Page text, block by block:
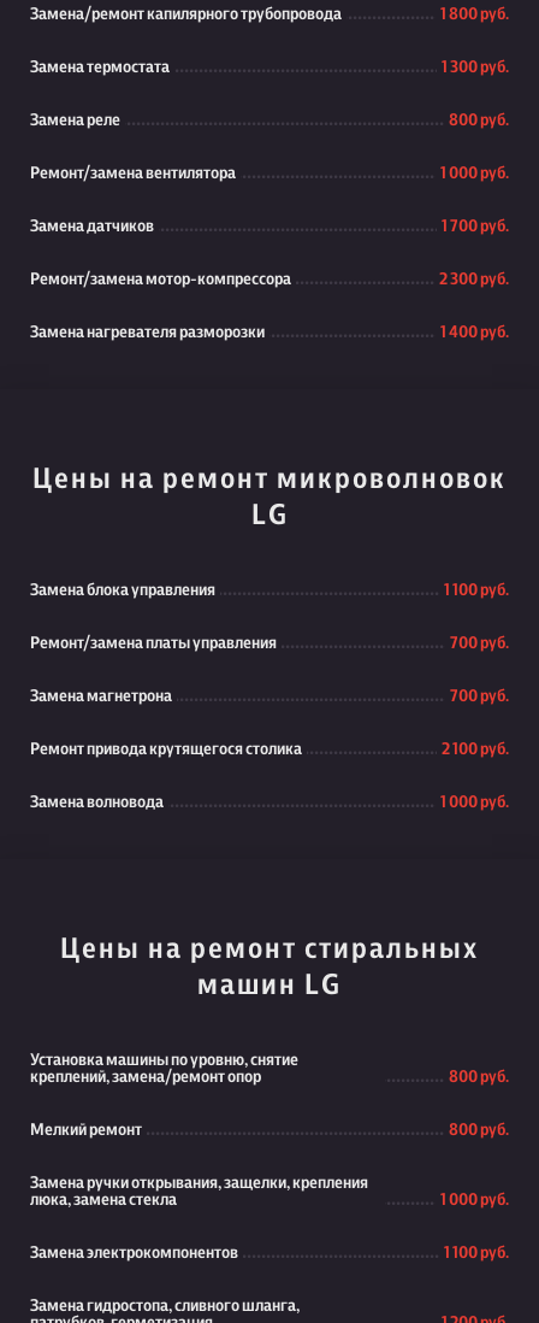
Замена/ремонт капилярного трубопровода 1 800 руб.
Замена термостата 1 300 руб.
Замена реле 800 руб.
Ремонт/замена вентилятора 1 000 руб.
Замена датчиков 1 700 руб.
Ремонт/замена мотор-компрессора 2 300 руб.
Замена нагревателя разморозки 1 400 руб.
Цены на ремонт микроволновок
LG
Замена блока управления 1 100 руб.
Ремонт/замена платы управления 700 руб.
Замена магнетрона 700 руб.
Ремонт привода крутящегося столика 2 100 руб.
Замена волновода 1 000 руб.
Цены на ремонт стиральных
машин LG
Установка машины по уровню, снятие
креплений, замена/ремонт опор
800 руб.
Мелкий ремонт 800 руб.
Замена ручки открывания, защелки, крепления
люка, замена стекла
1 000 руб.
Замена электрокомпонентов 1 100 руб.
Замена гидростопа, сливного шланга,